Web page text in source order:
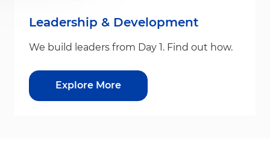
Leadership & Development
We build leaders from Day 1. Find out how.
Explore More